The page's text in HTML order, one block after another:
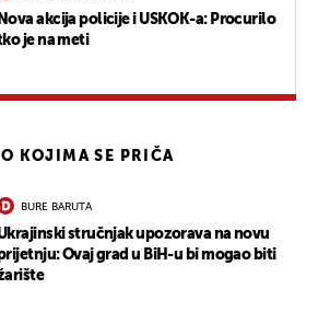
Nova akcija policije i USKOK-a: Procurilo
je na meti
KOJIMA SE PRIČA
BURE BARUTA
stručnjak upozorava na novu
Ovaj grad u BiH-u bi mogao biti